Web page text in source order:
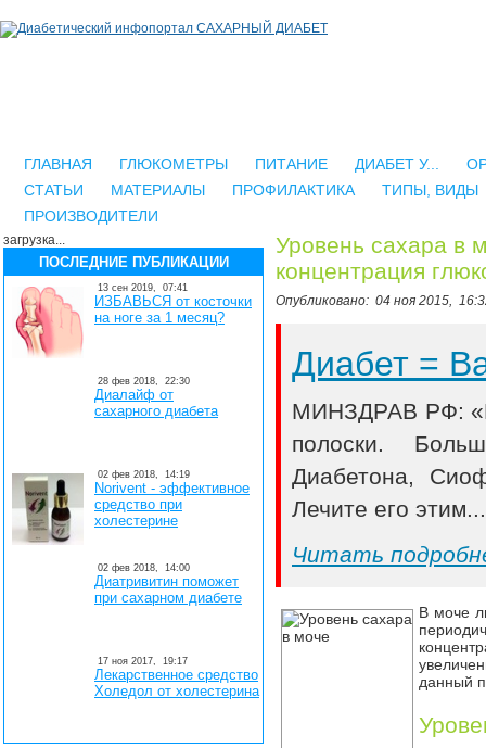
ГЛАВНАЯ ГЛЮКОМЕТРЫ ПИТАНИЕ ДИАБЕТ У...
СТАТЬИ
МАТЕРИАЛЫ ПРОФИЛАКТИКА
ТИПЫ, ВИДЫ
ПРОИЗВОДИТЕЛИ
загрузка...
ПОСЛЕДНИЕ ПУБЛИКАЦИИ
13 сен 2019, 07:41
ИЗБАВЬСЯ от косточки
на ноге за 1 месяц?
28 фев 2018, 22:30
Диалайф от
сахарного диабета
02 фев 2018, 14:19
Norivent - эффективное
средство при
холестерине
02 фев 2018, 14:00
Диатривитин поможет
при сахарном диабете
17 ноя 2017, 19:17
Лекарственное средство
Холедол от холестерина
Уровень сахара в
концентрация
Опубликовано: 04 ноя 2015,
Диабет =
МИНЗДРАВ РФ:
полоски.
Диабетона,
Лечите его
Читать
В моче
данный